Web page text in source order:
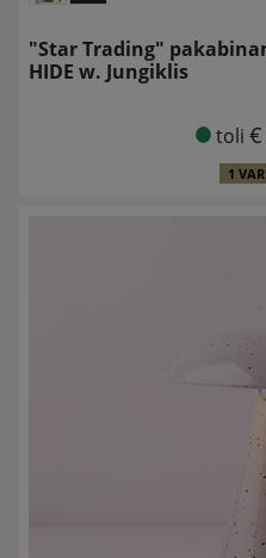
"Star Trading"
HIDE w. Jungiklis
toli
1